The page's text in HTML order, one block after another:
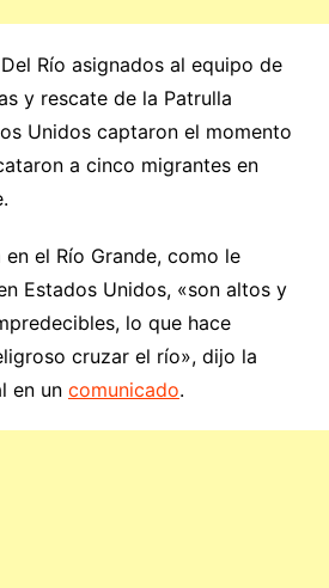
Río asignados al equipo de
y rescate de la Patrulla
Unidos captaron el momento
a cinco migrantes en
el Río Grande, como le
Estados Unidos, «son altos y
lo que hace
cruzar el río», dijo la
en un comunicado.